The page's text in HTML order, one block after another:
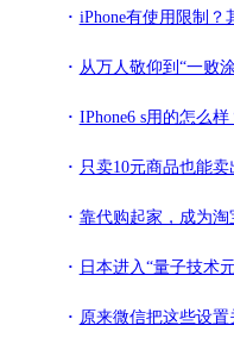
iPhone有使用限制？其实是苹果不允
从万人敬仰到“一败涂地”，曾经牛气
IPhone6 s用的怎么样
只卖10元商品也能卖出200
靠代购起家，成为淘宝女装巨头，还被
日本进入“量子技术
原来微信把这些设置关闭，手机能清理